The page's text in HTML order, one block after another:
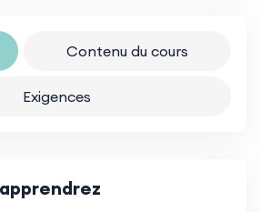
Contenu du cours
Exigences